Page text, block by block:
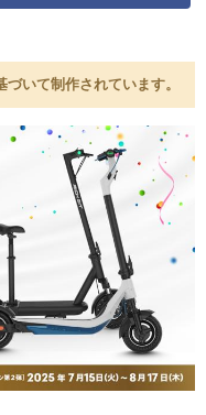
いて制作されています。